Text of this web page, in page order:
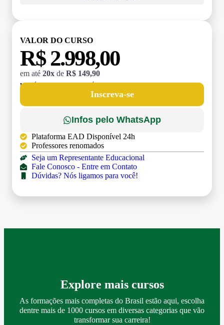
VALOR DO CURSO
R$ 2.998,00
em até 20x de R$ 149,90
MATRÍCULA:
Inscreva-se
Infos pelo WhatsApp
Plataforma EAD Disponível 24h
Professores renomados
Seja um Representante Educacional
Fale Conosco - Entre em Contato
Dúvidas? Nós ligamos para você!
Explore mais cursos
As formações mais completas do Brasil estão aqui, escolha
dentre mais de 1000 cursos em diversas categorias que vão
transformar sua carreira!